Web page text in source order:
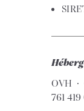
OVH
761